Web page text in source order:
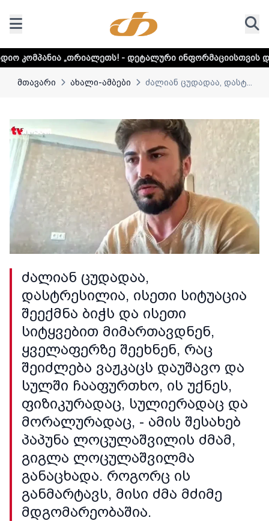
- დეტალური ინფორმაციისთვის დააკლიკეთ ლინკს
მთავარი ახალი-ამბები ძალიან ცუდადაა, დასტ...
ძალიან ცუდადაა,
დასტრესილია, ისეთი სიტუაცია
შეექმნა ბიჭს და ისეთი
სიტყვებით მიმართავდნენ,
ყველაფერზე შეეხნენ, რაც
შეიძლება ვაჟკაცს დაუშავო და
სულში ჩააფურთხო, ის უქნეს,
ფიზიკურადაც, სულიერადაც და
მორალურადაც, - ამის შესახებ
პაპუნა ლოცულაშვილის ძმამ,
გიგლა ლოცულაშვილმა
განაცხადა. როგორც ის
განმარტავს, მისი ძმა მძიმე
მდგომარეობაშია.